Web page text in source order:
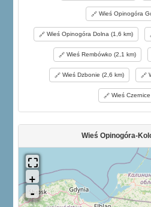
Wieś Opinogóra
Wieś Opinogóra Dolna (1,6 km)
Wieś Rembówko (2,1 km)
Wieś Dzbonie (2,6 km)
Wieś Czernice
Wieś Opinogóra-